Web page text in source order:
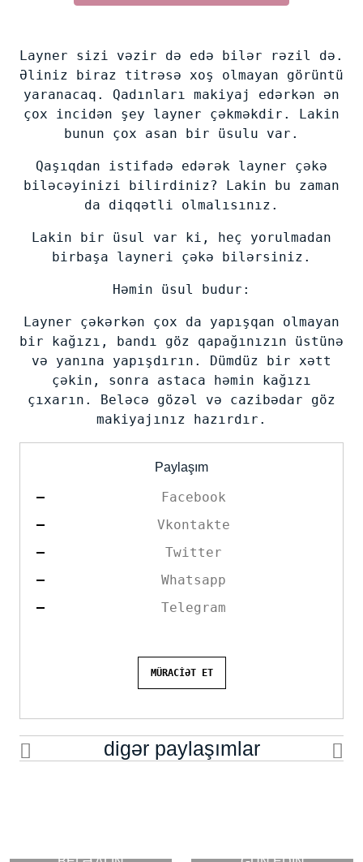
Layner sizi vəzir də edə bilər rəzil də.
Əliniz biraz titrəsə xoş olmayan görüntü
yaranacaq. Qadınları makiyaj edərkən ən
çox incidən şey layner çəkməkdir. Lakin
bunun çox asan bir üsulu var.
Qaşıqdan istifadə edərək layner çəkə
biləcəyinizi bilirdiniz? Lakin bu zaman
da diqqətli olmalısınız.
Lakin bir üsul var ki, heç yorulmadan
birbaşa layneri çəkə bilərsiniz.
Həmin üsul budur:
Layner çəkərkən çox da yapışqan olmayan
bir kağızı, bandı göz qapağınızın üstünə
və yanına yapışdırın. Dümdüz bir xətt
çəkin, sonra astaca həmin kağızı
çıxarın. Beləcə gözəl və cazibədar göz
makiyajınız hazırdır.
Paylaşım
Facebook
Vkontakte
Twitter
Whatsapp
Telegram
MÜRACİƏT ET
digər paylaşımlar